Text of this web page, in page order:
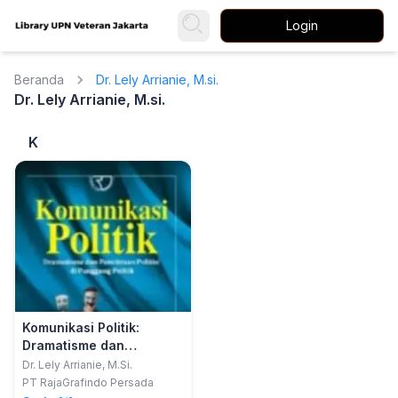
Login
Beranda Dr. Lely Arrianie, M.si.
Dr. Lely Arrianie, M.si.
K
Komunikasi Politik:
Dramatisme dan
Pencitraan Politisi di
Panggung Politik
Dr. Lely Arrianie, M.Si.
PT RajaGrafindo Persada